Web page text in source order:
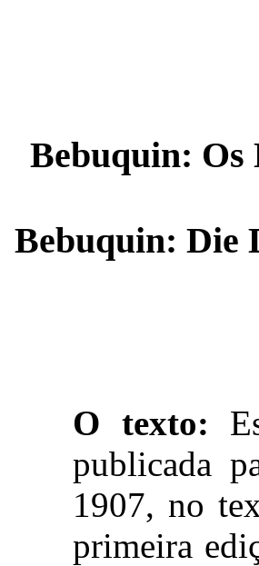
Bebuquin: Os
Bebuquin: Die
O texto:
publicada
1907, no
primeira